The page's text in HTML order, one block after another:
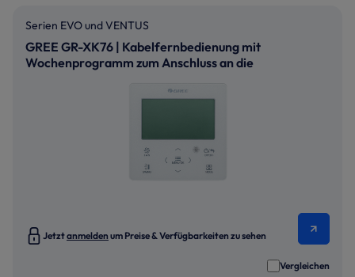
Serien EVO und VENTUS
GREE GR-XK76 | Kabelfernbedienung mit
Wochenprogramm zum Anschluss an die
Jetztanmelden um Preise & Verfügbarkeiten zu sehen
Vergleichen